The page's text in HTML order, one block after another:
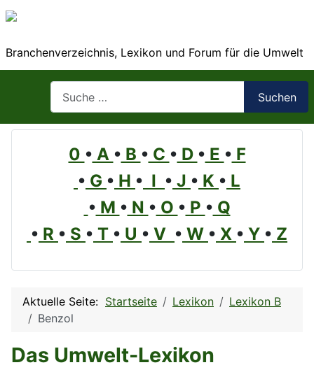
Branchenverzeichnis, Lexikon und Forum für die Umwelt
Suchen
0 • A • B • C • D • E • F
• G • H • I • J • K • L
• M • N • O • P • Q
• R • S • T • U • V • W • X • Y • Z
Aktuelle Seite: Startseite Lexikon
Lexikon B
Benzol
Das Umwelt-Lexikon